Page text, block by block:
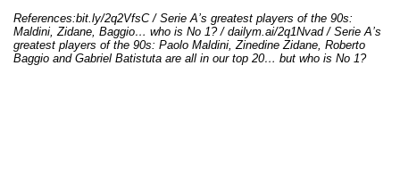
References:bit.ly/2q2VfsC / Serie A’s greatest players of the 90s:
Maldini, Zidane, Baggio… who is No 1? / dailym.ai/2q1Nvad / Serie A’s
greatest players of the 90s: Paolo Maldini, Zinedine Zidane, Roberto
Baggio and Gabriel Batistuta are all in our top 20… but who is No 1?